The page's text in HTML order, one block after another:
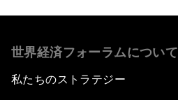
世界経済フォーラムについて
私たちのストラテジー